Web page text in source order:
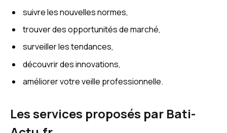
suivre les nouvelles normes,
trouver des opportunités de marché,
surveiller les tendances,
découvrir des innovations,
améliorer votre veille professionnelle.
Les services proposés par Bati-